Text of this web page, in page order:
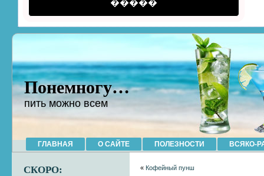
�����
Понемногу…
пить можно всем
ГЛАВНАЯ О САЙТЕ ПОЛЕЗНОСТИ ВСЯКО-
« Кофейный пунш
СКОРО: